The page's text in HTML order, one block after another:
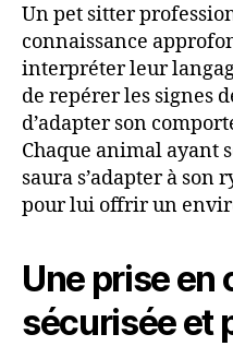
Un pet sitter
connaissance
interpréter leur
de repérer les signes
d’adapter son
Chaque animal ayant
saura s’adapter à son
pour lui offrir un
Une prise en
sécurisée et